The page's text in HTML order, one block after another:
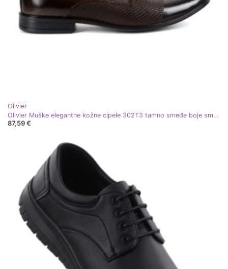
Olivier
Olivier Muške elegantne kožne cipele 302T3 tamno smeđe boje smeđa
87,59 €